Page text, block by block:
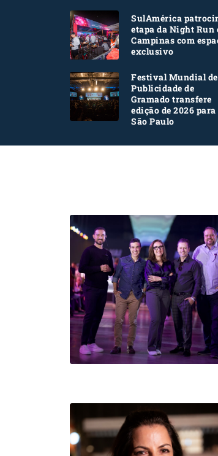
SulAmérica
etapa da Night Run
Campinas com
exclusivo
Festival Mundial de
Publicidade de
Gramado transfere
edição de 2026 para
São Paulo